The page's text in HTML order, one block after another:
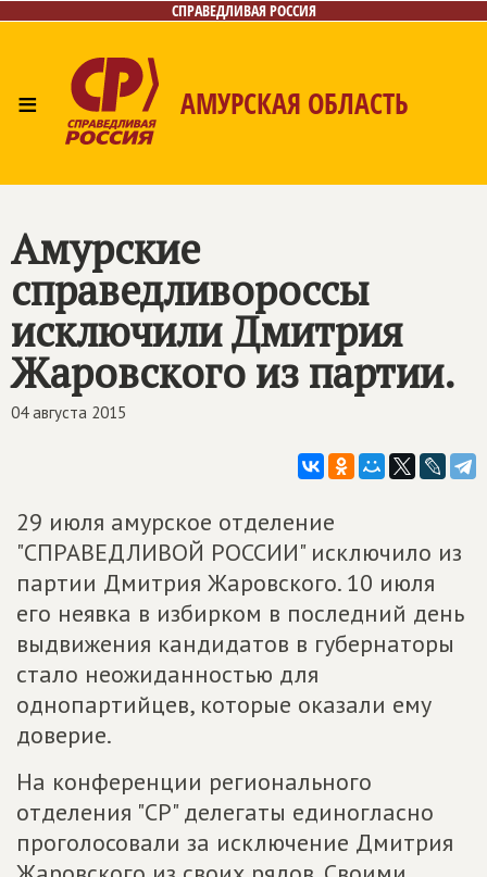
СПРАВЕДЛИВАЯ РОССИЯ
≡ АМУРСКАЯ ОБЛАСТЬ
Амурские
справедливороссы
исключили Дмитрия
Жаровского из партии.
04 августа 2015
29 июля амурское отделение
"СПРАВЕДЛИВОЙ РОССИИ" исключило из
партии Дмитрия Жаровского. 10 июля
его неявка в избирком в последний день
выдвижения кандидатов в губернаторы
стало неожиданностью для
однопартийцев, которые оказали ему
доверие.
На конференции регионального
отделения "СР" делегаты единогласно
проголосовали за исключение Дмитрия